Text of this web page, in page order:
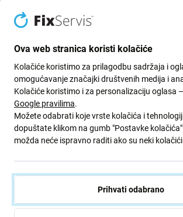
Garmin (QuickFit 22mm),
smeđi
16,24 € 16,24 €
FixPremium
FixPremium
Ova web stranica koristi kolačiće
Kolačiće koristimo za prilagodbu sadržaja i
omogućavanje značajki društvenih medija i
Kolačiće koristimo i za personalizaciju oglasa
Google pravilima.
Možete odabrati koje vrste kolačića i
dopuštate klikom na gumb "Postavke
možda neće ispravno raditi ako su neki
Prihvati odabrano